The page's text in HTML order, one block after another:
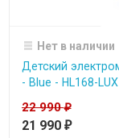
Нет в наличии
Детский
- Blue - HL168-LUX
22 990₽
21 990 ₽